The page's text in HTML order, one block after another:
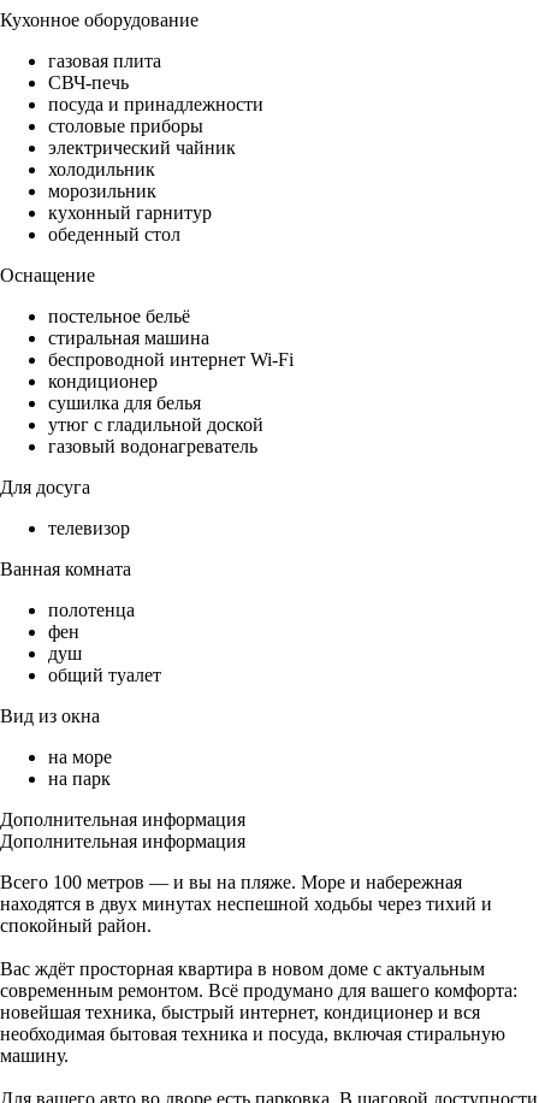
Кухонное оборудование
газовая плита
СВЧ-печь
посуда и принадлежности
столовые приборы
электрический чайник
холодильник
морозильник
кухонный гарнитур
обеденный стол
Оснащение
постельное бельё
стиральная машина
беспроводной интернет Wi-Fi
кондиционер
сушилка для белья
утюг с гладильной доской
газовый водонагреватель
Для досуга
телевизор
Ванная комната
полотенца
фен
душ
общий туалет
Вид из окна
на море
на парк
Дополнительная информация
Дополнительная информация
Всего 100 метров — и вы на пляже. Море и набережная
находятся в двух минутах неспешной ходьбы через тихий и
спокойный район.
Вас ждёт просторная квартира в новом доме с актуальным
современным ремонтом. Всё продумано для вашего комфорта:
новейшая техника, быстрый интернет, кондиционер и вся
необходимая бытовая техника и посуда, включая стиральную
машину.
Для вашего авто во дворе есть парковка. В шаговой доступности